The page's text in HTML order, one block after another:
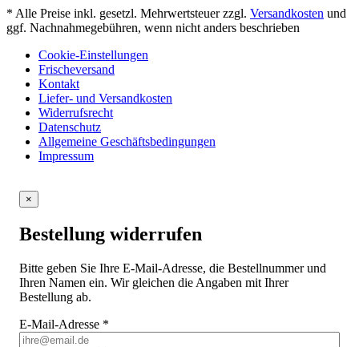
* Alle Preise inkl. gesetzl. Mehrwertsteuer zzgl. Versandkosten und
ggf. Nachnahmegebühren, wenn nicht anders beschrieben
Cookie-Einstellungen
Frischeversand
Kontakt
Liefer- und Versandkosten
Widerrufsrecht
Datenschutz
Allgemeine Geschäftsbedingungen
Impressum
×
Bestellung widerrufen
Bitte geben Sie Ihre E-Mail-Adresse, die Bestellnummer und
Ihren Namen ein. Wir gleichen die Angaben mit Ihrer
Bestellung ab.
E-Mail-Adresse *